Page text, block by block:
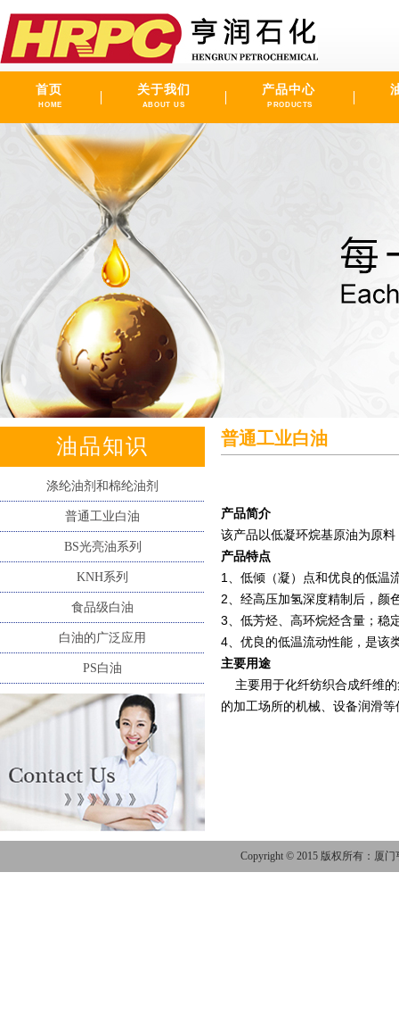
首页
HOME
关于我们
ABOUT US
产品中心
PRODUCTS
油品知识
涤纶油剂和棉纶油剂
普通工业白油
BS光亮油系列
KNH系列
食品级白油
白油的广泛应用
PS白油
普通工业白油
产品简介
该产品以低凝环烷基原油为原
产品特点
1、低倾（凝）点和优良的低温
2、经高压加氢深度精制后，颜
3、低芳烃、高环烷烃含量；稳
4、优良的低温流动性能，是该
主要用途
主要用于化纤纺织合成纤维的
的加工场所的机械、设备润滑
Copyright © 2015 版权所有：厦